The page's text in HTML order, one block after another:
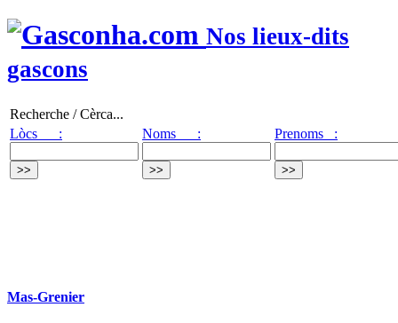
Nos lieux-dits
gascons
Recherche / Cèrca...
Lòcs :
Noms : Prenoms :
Mas-Grenier